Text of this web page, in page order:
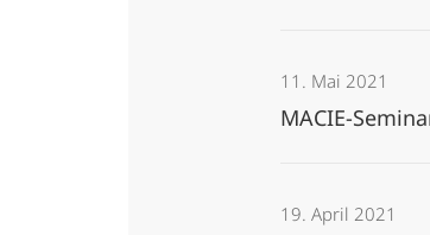
11. Mai 2021
MACIE-
19. April 2021